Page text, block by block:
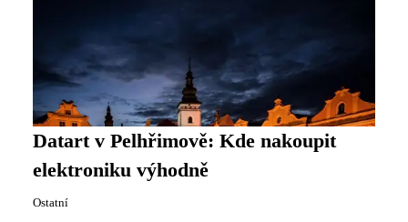
Datart v Pelhřimově: Kde nakoupit
elektroniku výhodně
Ostatní